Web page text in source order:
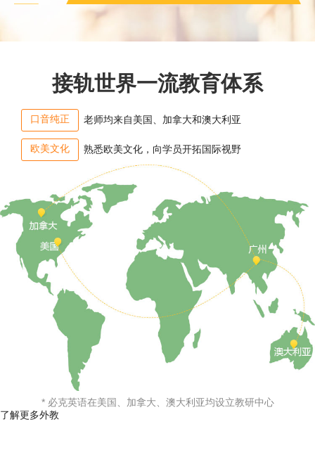
接轨世界一流教育体系
口音纯正 老师均来自美国、加拿大和澳大利亚
欧美文化 熟悉欧美文化，向学员开拓国际视野
* 必克英语在美国、加拿大、澳大利亚均设立教研中心
了解更多外教